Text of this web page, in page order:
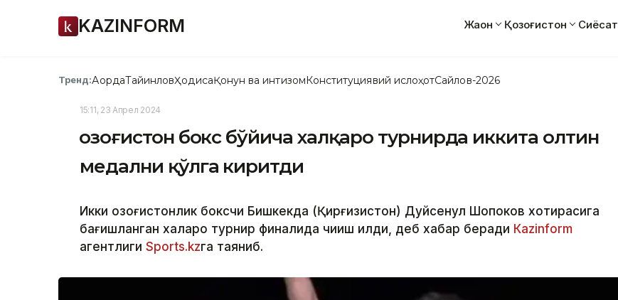
KAZINFORM Жаҳон Қозоғистон Сиёсат
Тренд:АқордаТайинловҲодисаҚонун ва интизомКонституциявий ислоҳотСайлов-2026
15:11, 23 Апрел 2024
Қозоғистон бокс бўйича халқаро турнирда иккита олтин
медални қўлга киритди
Икки қозоғистонлик боксчи Бишкекда (Қирғизистон) Дуйсенқул Шопоков хотирасига
бағишланган халқаро турнир финалида чиқиш қилди, деб хабар беради Каzinform
агентлиги Sports.kzга таяниб.